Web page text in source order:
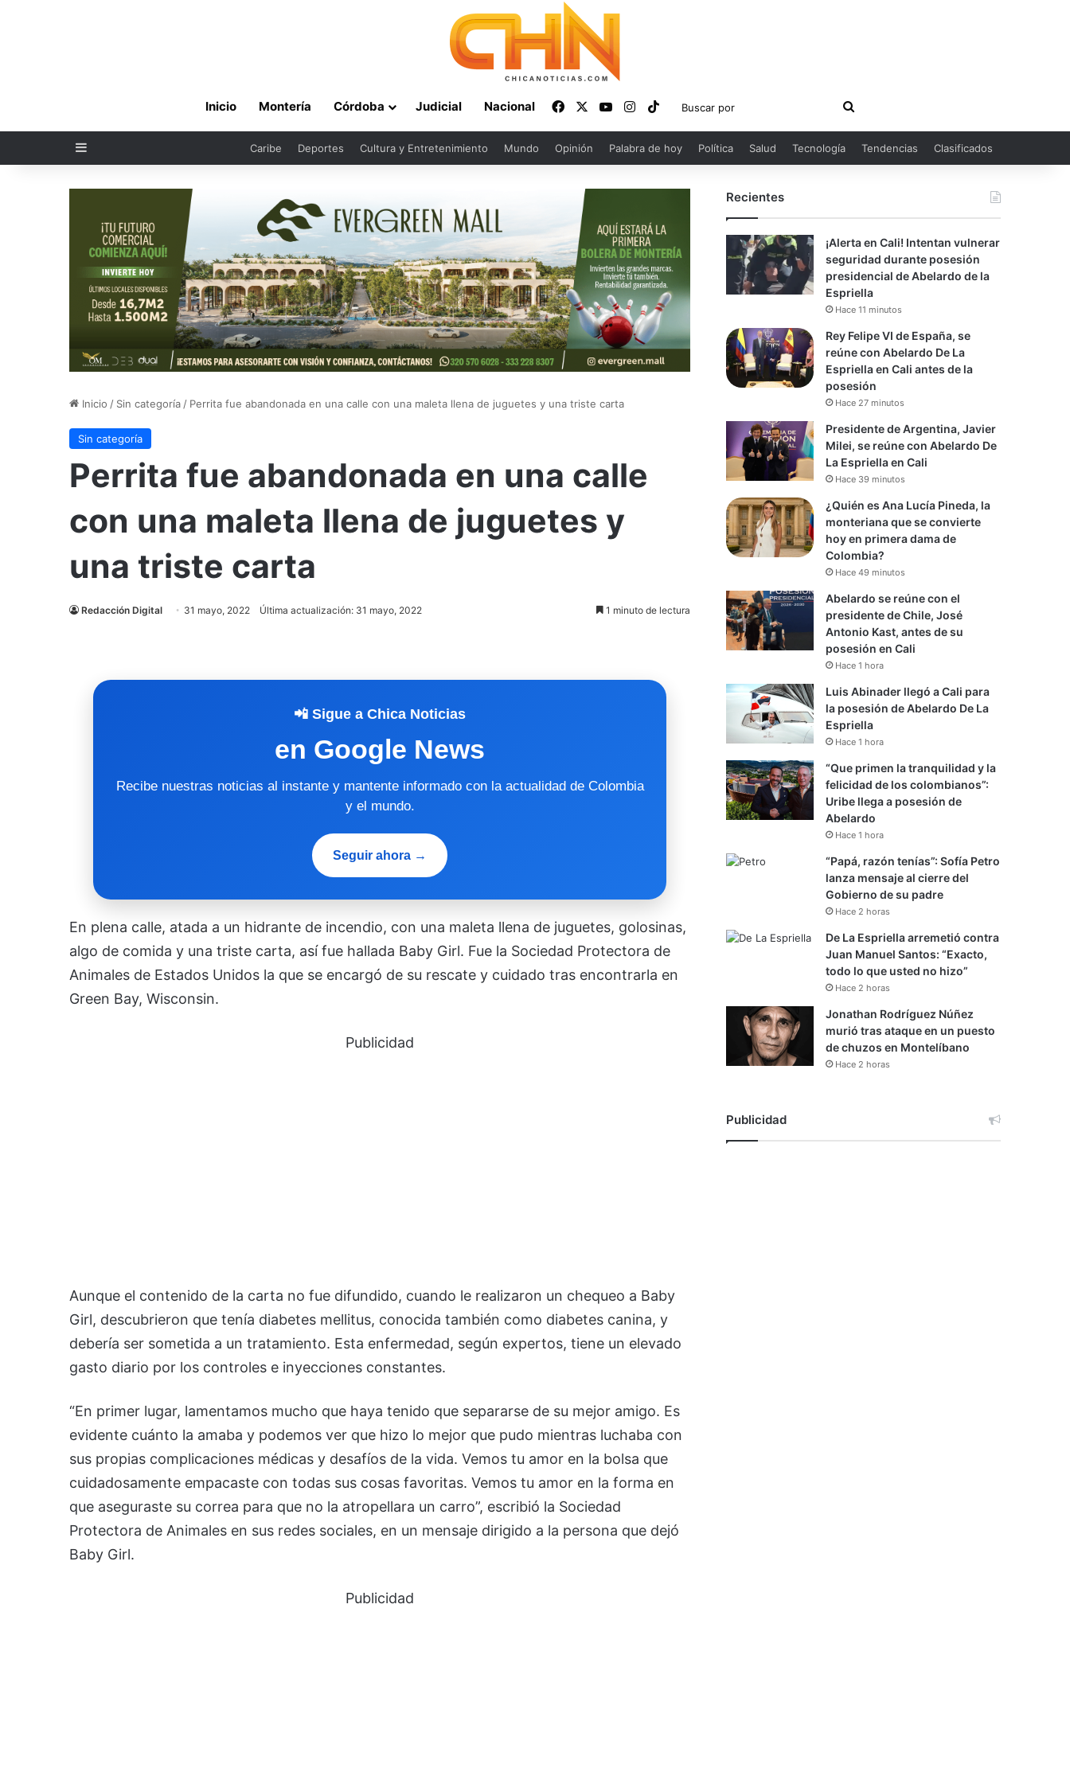
Inicio Montería Córdoba Judicial Nacional FacebookYouTubeInstagram
TikTok
Buscar
por
Sidebar Caribe Deportes Cultura y Entretenimiento Mundo Opinión Palabra de hoy Política Salud Tecnología Tendencias Clasificados
Inicio / Sin categoría / Perrita fue abandonada en una calle con una maleta llena de juguetes y una triste carta
Sin categoría
Perrita fue abandonada en una calle
con una maleta llena de juguetes y
una triste carta
Redacción Digital 31 mayo, 2022 Última actualización: 31 mayo, 2022 1 minuto de lectura
📲 Sigue a Chica Noticias
en Google News
Recibe nuestras noticias al instante y mantente informado con la actualidad de Colombia
y el mundo.
Seguir ahora →
En plena calle, atada a un hidrante de incendio, con una maleta llena de juguetes, golosinas,
algo de comida y una triste carta, así fue hallada Baby Girl. Fue la Sociedad Protectora de
Animales de Estados Unidos la que se encargó de su rescate y cuidado tras encontrarla en
Green Bay, Wisconsin.
Publicidad
Aunque el contenido de la carta no fue difundido, cuando le realizaron un chequeo a Baby
Girl, descubrieron que tenía diabetes mellitus, conocida también como diabetes canina, y
debería ser sometida a un tratamiento. Esta enfermedad, según expertos, tiene un elevado
gasto diario por los controles e inyecciones constantes.
“En primer lugar, lamentamos mucho que haya tenido que separarse de su mejor amigo. Es
evidente cuánto la amaba y podemos ver que hizo lo mejor que pudo mientras luchaba con
sus propias complicaciones médicas y desafíos de la vida. Vemos tu amor en la bolsa que
cuidadosamente empacaste con todas sus cosas favoritas. Vemos tu amor en la forma en
que aseguraste su correa para que no la atropellara un carro”, escribió la Sociedad
Protectora de Animales en sus redes sociales, en un mensaje dirigido a la persona que dejó
Baby Girl.
Publicidad
Recientes
¡Alerta en Cali! Intentan vulnerar
seguridad durante posesión
presidencial de Abelardo de la
Espriella
Hace 11 minutos
Rey Felipe VI de España, se
reúne con Abelardo De La
Espriella en Cali antes de la
posesión
Hace 27 minutos
Presidente de Argentina, Javier
Milei, se reúne con Abelardo De
La Espriella en Cali
Hace 39 minutos
¿Quién es Ana Lucía Pineda, la
monteriana que se convierte
hoy en primera dama de
Colombia?
Hace 49 minutos
Abelardo se reúne con el
presidente de Chile, José
Antonio Kast, antes de su
posesión en Cali
Hace 1 hora
Luis Abinader llegó a Cali para
la posesión de Abelardo De La
Espriella
Hace 1 hora
“Que primen la tranquilidad y la
felicidad de los colombianos”:
Uribe llega a posesión de
Abelardo
Hace 1 hora
“Papá, razón tenías”: Sofía Petro
lanza mensaje al cierre del
Gobierno de su padre
Hace 2 horas
De La Espriella arremetió contra
Juan Manuel Santos: “Exacto,
todo lo que usted no hizo”
Hace 2 horas
Jonathan Rodríguez Núñez
murió tras ataque en un puesto
de chuzos en Montelíbano
Hace 2 horas
Publicidad